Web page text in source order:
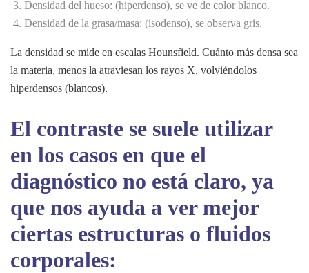
Densidad del hueso: (hiperdenso), se ve de color blanco.
Densidad de la grasa/masa: (isodenso), se observa gris.
La densidad se mide en escalas Hounsfield. Cuánto más densa sea
la materia, menos la atraviesan los rayos X, volviéndolos
hiperdensos (blancos).
El contraste se suele utilizar
en los casos en que el
diagnóstico no está claro, ya
que nos ayuda a ver mejor
ciertas estructuras o fluidos
corporales: